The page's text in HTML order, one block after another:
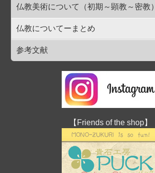
仏教美術について（初期～顕教～密教）
仏教についてーまとめ
参考文献
【Friends of the shop】